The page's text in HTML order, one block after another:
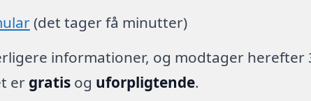
(det tager få minutter)
informationer, og modtager herefter
er gratisog uforpligtende.